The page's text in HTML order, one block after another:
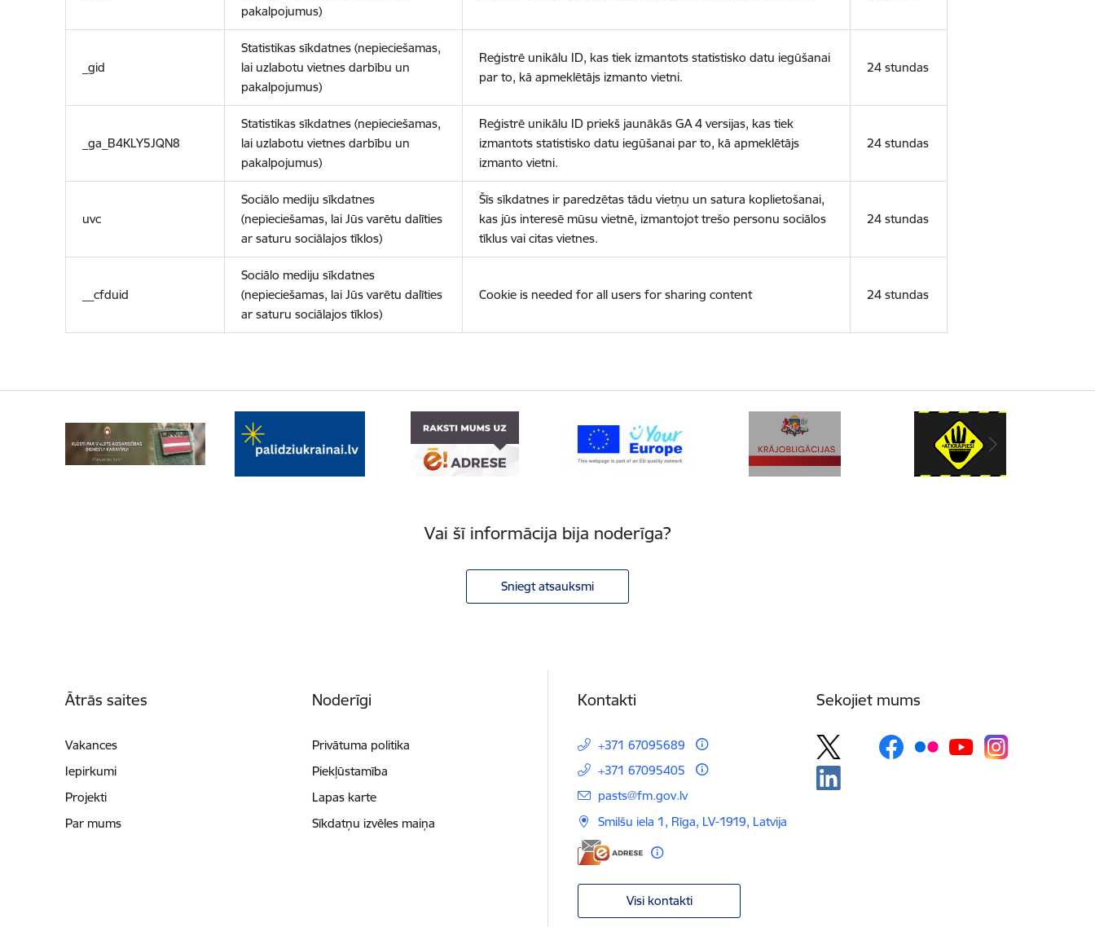
pakalpojumus)
_gid
Statistikas sīkdatnes (nepieciešamas,
lai uzlabotu vietnes darbību un
pakalpojumus)
Reģistrē unikālu ID, kas tiek izmantots statistisko datu iegūšanai
par to, kā apmeklētājs izmanto vietni.
24 stundas
_ga_B4KLY5JQN8
Statistikas sīkdatnes (nepieciešamas,
lai uzlabotu vietnes darbību un
pakalpojumus)
Reģistrē unikālu ID priekš jaunākās GA 4 versijas, kas tiek
izmantots statistisko datu iegūšanai par to, kā apmeklētājs
izmanto vietni.
24 stundas
uvc
Sociālo mediju sīkdatnes
(nepieciešamas, lai Jūs varētu dalīties
ar saturu sociālajos tīklos)
Šīs sīkdatnes ir paredzētas tādu vietņu un satura koplietošanai,
kas jūs interesē mūsu vietnē, izmantojot trešo personu sociālos
tīklus vai citas vietnes.
24 stundas
__cfduid
Sociālo mediju sīkdatnes
(nepieciešamas, lai Jūs varētu dalīties
ar saturu sociālajos tīklos)
Cookie is needed for all users for sharing content 24 stundas
Vai šī informācija bija noderīga?
Sniegt atsauksmi
Ātrās saites
Vakances
Iepirkumi
Projekti
Par mums
Noderīgi
Privātuma politika
Piekļūstamība
Lapas karte
Sīkdatņu izvēles maiņa
Kontakti
+371 67095689
+371 67095405
E-pasts:
pasts@fm.gov.lv
Smilšu iela 1, Rīga, LV-1919, Latvija
Visi kontakti
Sekojiet mums